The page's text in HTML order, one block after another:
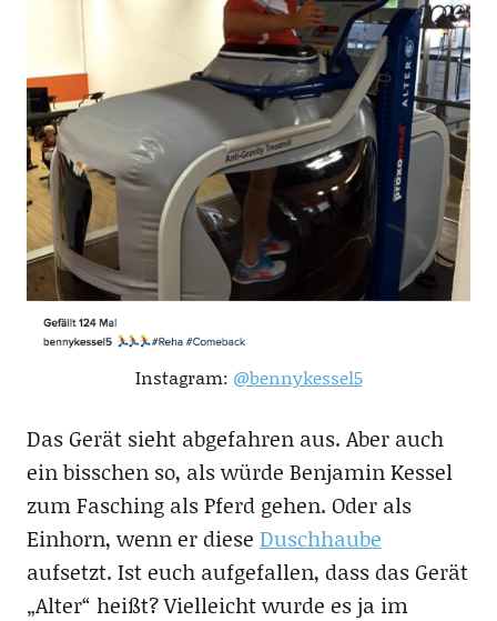
Instagram: @bennykessel5
Das Gerät sieht abgefahren aus. Aber auch
ein bisschen so, als würde Benjamin Kessel
zum Fasching als Pferd gehen. Oder als
Einhorn, wenn er diese Duschhaube
aufsetzt. Ist euch aufgefallen, dass das Gerät
„Alter“ heißt? Vielleicht wurde es ja im